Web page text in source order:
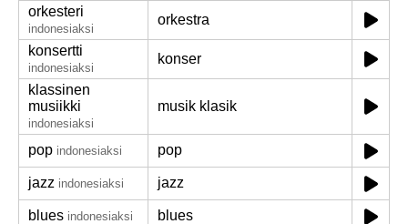
orkesteri
indonesiaksi
orkestra
konsertti
indonesiaksi
konser
klassinen
musiikki
indonesiaksi
musik klasik
pop indonesiaksi pop
jazz indonesiaksi jazz
blues indonesiaksi blues